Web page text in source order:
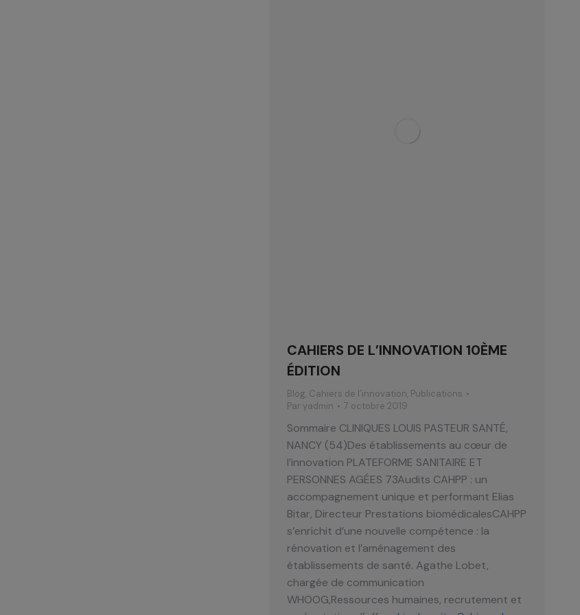
CAHIERS DE L’INNOVATION 10ÈME
ÉDITION
Blog, Cahiers de l’innovation, Publications
Par yadmin 7 octobre 2019
Sommaire CLINIQUES LOUIS PASTEUR SANTÉ,
NANCY (54)Des établissements au cœur de
l’innovation PLATEFORME SANITAIRE ET
PERSONNES AGÉES 73Audits CAHPP : un
accompagnement unique et performant Elias
Bitar, Directeur Prestations biomédicalesCAHPP
s’enrichit d’une nouvelle compétence : la
rénovation et l’aménagement des
établissements de santé. Agathe Lobet,
chargée de communication
WHOOG,Ressources humaines, recrutement et